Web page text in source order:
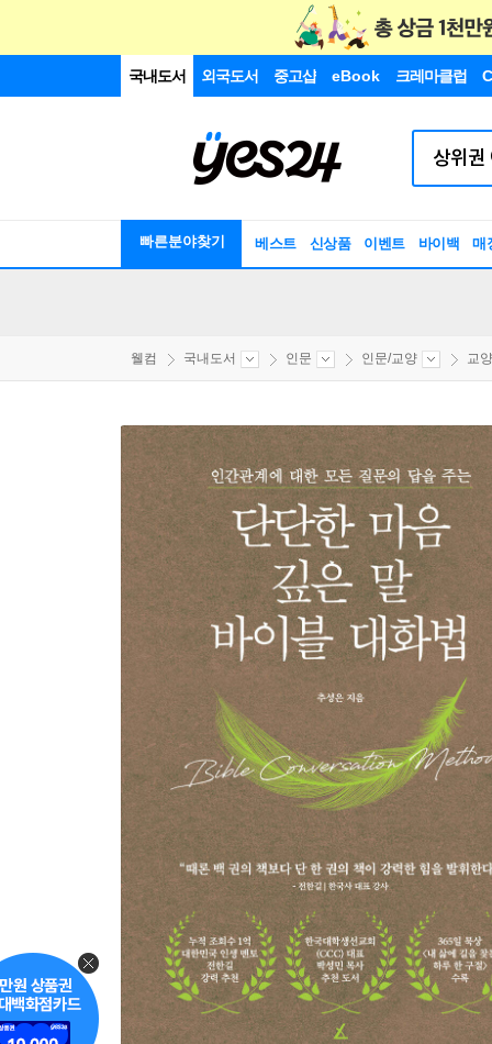
국내도서 외국도서 중고샵 eBook 크레마클럽
빠른분야찾기 베스트 신상품 이벤트 바이백 매
웰컴 국내도서 인문 인문/교양 교